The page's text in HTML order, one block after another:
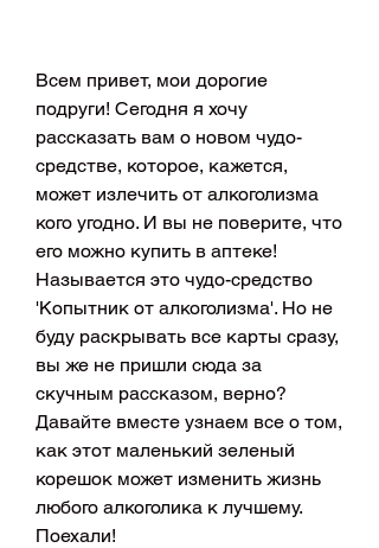
Всем привет, мои дорогие
подруги! Сегодня я хочу
рассказать вам о новом чудо-
средстве, которое, кажется,
может излечить от алкоголизма
кого угодно. И вы не поверите, что
его можно купить в аптеке!
Называется это чудо-средство
'Копытник от алкоголизма'. Но не
буду раскрывать все карты сразу,
вы же не пришли сюда за
скучным рассказом, верно?
Давайте вместе узнаем все о том,
как этот маленький зеленый
корешок может изменить жизнь
любого алкоголика к лучшему.
Поехали!